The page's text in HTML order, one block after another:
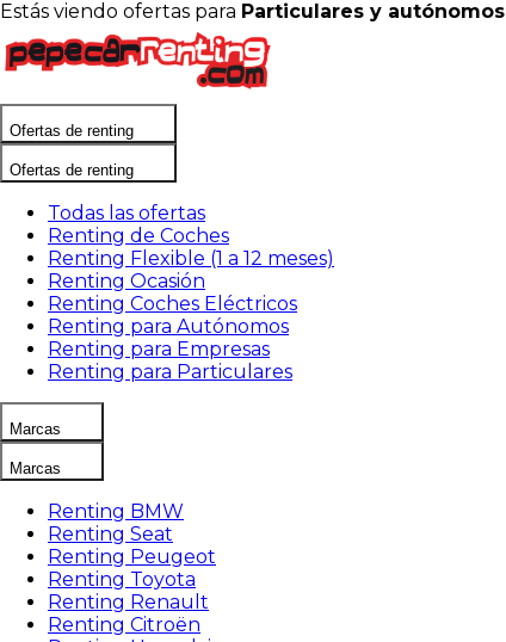
Estás viendo ofertas para Particulares y autónomos
Ofertas de renting
Ofertas de renting
Todas las ofertas
Renting de Coches
Renting Flexible (1 a 12 meses)
Renting Ocasión
Renting Coches Eléctricos
Renting para Autónomos
Renting para Empresas
Renting para Particulares
Marcas
Marcas
Renting BMW
Renting Seat
Renting Peugeot
Renting Toyota
Renting Renault
Renting Citroën